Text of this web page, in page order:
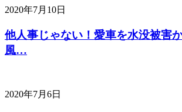
2020年7月10日
他人事じゃない！愛車を水没被害
風…
2020年7月6日